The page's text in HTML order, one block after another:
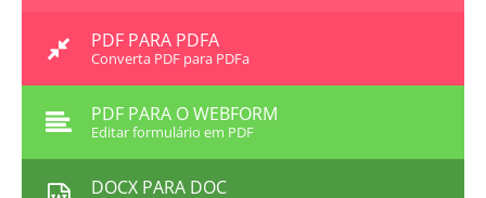
PDF PARA PDFA
Converta PDF para PDFa
PDF PARA O WEBFORM
Editar formulário em PDF
DOCX PARA DOC